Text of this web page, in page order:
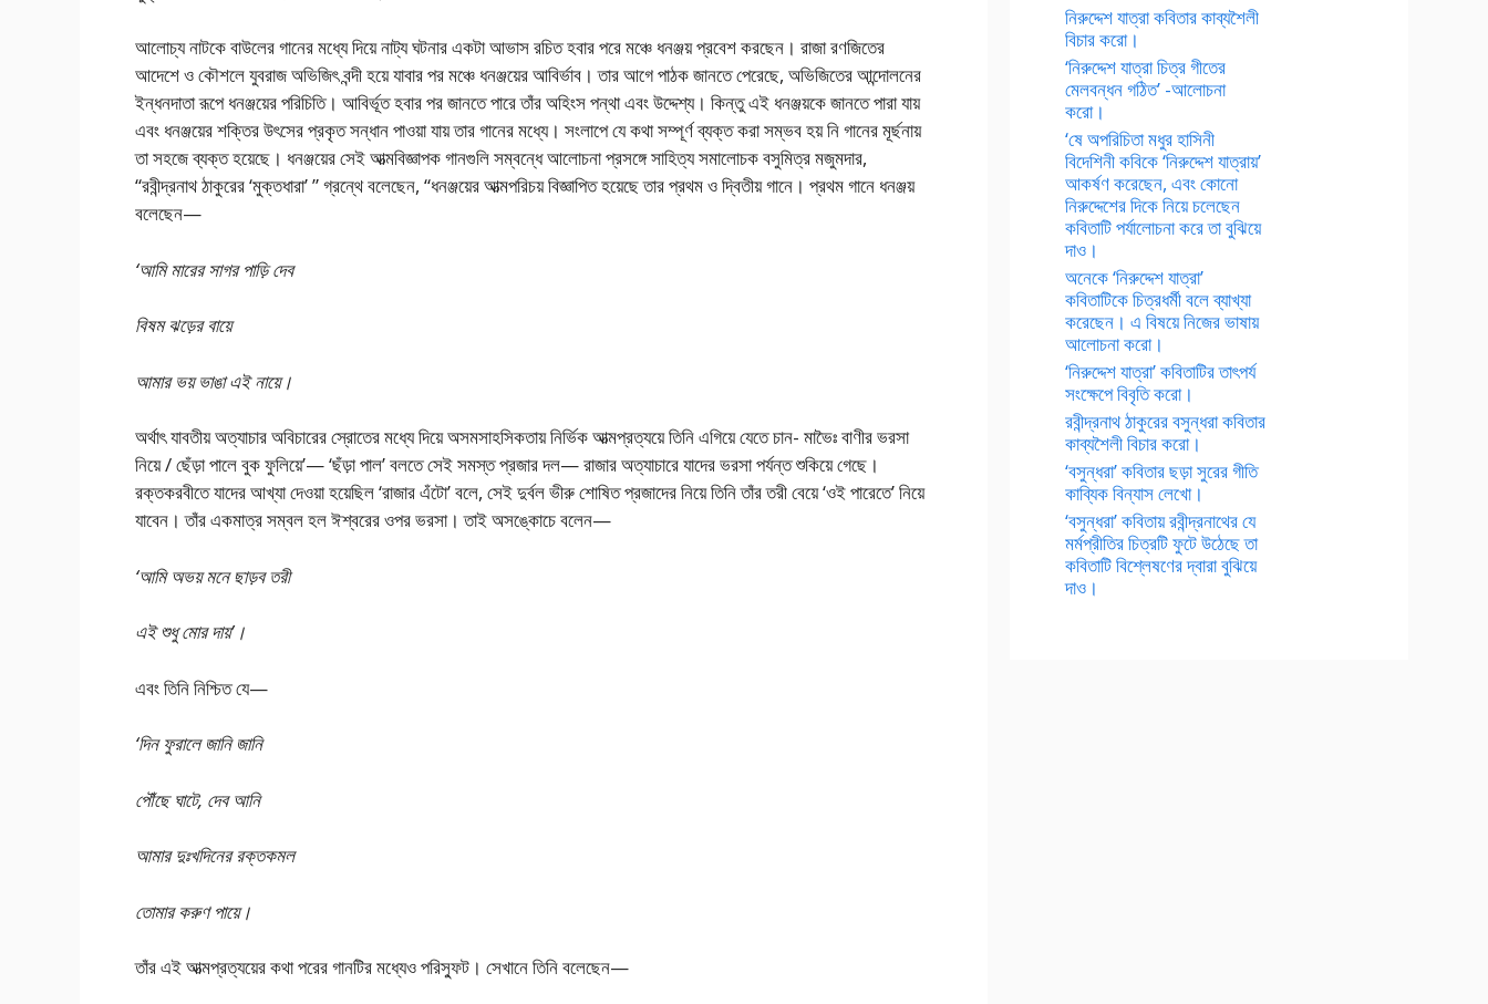
আলোচ্য নাটকে বাউলের গানের মধ্যে দিয়ে নাট্য ঘটনার একটা আভাস রচিত হবার পরে মঞ্চে ধনঞ্জয় প্রবেশ করছেন। রাজা রণজিতের
আদেশে ও কৌশলে যুবরাজ অভিজিৎ বন্দী হয়ে যাবার পর মঞ্চে ধনঞ্জয়ের আবির্ভাব। তার আগে পাঠক জানতে পেরেছে, অভিজিতের আন্দোলনের
ইন্ধনদাতা রূপে ধনঞ্জয়ের পরিচিতি। আবির্ভূত হবার পর জানতে পারে তাঁর অহিংস পন্থা এবং উদ্দেশ্য। কিন্তু এই ধনঞ্জয়কে জানতে পারা যায়
এবং ধনঞ্জয়ের শক্তির উৎসের প্রকৃত সন্ধান পাওয়া যায় তার গানের মধ্যে। সংলাপে যে কথা সম্পূর্ণ ব্যক্ত করা সম্ভব হয় নি গানের মূর্ছনায়
তা সহজে ব্যক্ত হয়েছে। ধনঞ্জয়ের সেই আত্মবিজ্ঞাপক গানগুলি সম্বন্ধে আলোচনা প্রসঙ্গে সাহিত্য সমালোচক বসুমিত্র মজুমদার,
“রবীন্দ্রনাথ ঠাকুরের ‘মুক্তধারা’ ” গ্রন্থে বলেছেন, “ধনঞ্জয়ের আত্মপরিচয় বিজ্ঞাপিত হয়েছে তার প্রথম ও দ্বিতীয় গানে। প্রথম গানে ধনঞ্জয়
বলেছেন—
‘আমি মারের সাগর পাড়ি দেব
বিষম ঝড়ের বায়ে
আমার ভয় ভাঙা এই নায়ে।
অর্থাৎ যাবতীয় অত্যাচার অবিচারের স্রোতের মধ্যে দিয়ে অসমসাহসিকতায় নির্ভিক আত্মপ্রত্যয়ে তিনি এগিয়ে যেতে চান- মাভৈঃ বাণীর ভরসা
নিয়ে / ছেঁড়া পালে বুক ফুলিয়ে’— ‘ছঁড়া পাল’ বলতে সেই সমস্ত প্রজার দল— রাজার অত্যাচারে যাদের ভরসা পর্যন্ত শুকিয়ে গেছে।
রক্তকরবীতে যাদের আখ্যা দেওয়া হয়েছিল ‘রাজার এঁটো’ বলে, সেই দুর্বল ভীরু শোষিত প্রজাদের নিয়ে তিনি তাঁর তরী বেয়ে ‘ওই পারেতে’ নিয়ে
যাবেন। তাঁর একমাত্র সম্বল হল ঈশ্বরের ওপর ভরসা। তাই অসঙ্কোচে বলেন—
‘আমি অভয় মনে ছাড়ব তরী
এই শুধু মোর দায়’।
এবং তিনি নিশ্চিত যে—
‘দিন ফুরালে জানি জানি
পৌঁছে ঘাটে, দেব আনি
আমার দুঃখদিনের রক্তকমল
তোমার করুণ পায়ে।
তাঁর এই আত্মপ্রত্যয়ের কথা পরের গানটির মধ্যেও পরিস্ফুট। সেখানে তিনি বলেছেন—
নিরুদ্দেশ যাত্রা কবিতার কাব্যশৈলী
বিচার করো।
‘নিরুদ্দেশ যাত্রা চিত্র গীতের
মেলবন্ধন গঠিত’ -আলোচনা
করো।
‘ষে অপরিচিতা মধুর হাসিনী
বিদেশিনী কবিকে ‘নিরুদ্দেশ যাত্রায়’
আকর্ষণ করেছেন, এবং কোনো
নিরুদ্দেশের দিকে নিয়ে চলেছেন
কবিতাটি পর্যালোচনা করে তা বুঝিয়ে
দাও।
অনেকে ‘নিরুদ্দেশ যাত্রা’
কবিতাটিকে চিত্রধর্মী বলে ব্যাখ্যা
করেছেন। এ বিষয়ে নিজের ভাষায়
আলোচনা করো।
‘নিরুদ্দেশ যাত্রা’ কবিতাটির তাৎপর্য
সংক্ষেপে বিবৃতি করো।
রবীন্দ্রনাথ ঠাকুরের বসুন্ধরা কবিতার
কাব্যশৈলী বিচার করো।
‘বসুন্ধরা’ কবিতার ছড়া সুরের গীতি
কাব্যিক বিন্যাস লেখো।
‘বসুন্ধরা’ কবিতায় রবীন্দ্রনাথের যে
মর্মপ্রীতির চিত্রটি ফুটে উঠেছে তা
কবিতাটি বিশ্লেষণের দ্বারা বুঝিয়ে
দাও।